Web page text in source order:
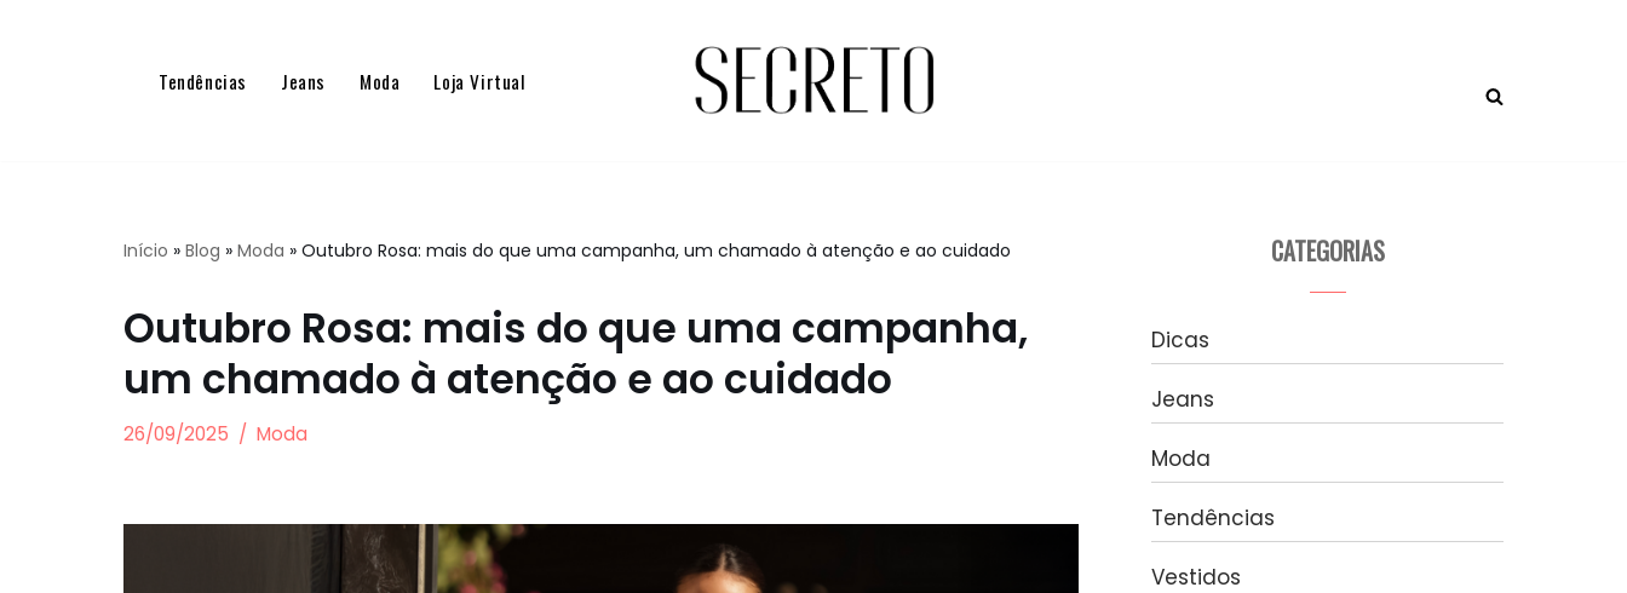
Tendências Jeans Moda Loja Virtual
Início » Blog » Moda » Outubro Rosa: mais do que uma campanha, um chamado à atenção e ao cuidado
Outubro Rosa: mais do que uma campanha,
um chamado à atenção e ao cuidado
26/09/2025 Moda
CATEGORIAS
Dicas
Jeans
Moda
Tendências
Vestidos